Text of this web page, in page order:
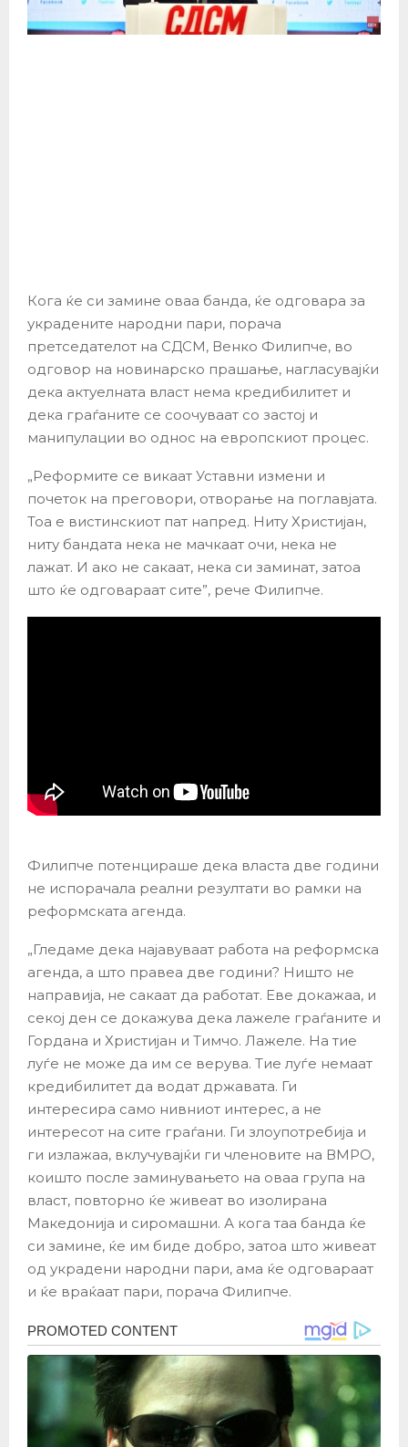
Кога ќе си замине оваа банда, ќе одговара за
украдените народни пари, порача
претседателот на СДСМ, Венко Филипче, во
одговор на новинарско прашање, нагласувајќи
дека актуелната власт нема кредибилитет и
дека граѓаните се соочуваат со застој и
манипулации во однос на европскиот процес.
„Реформите се викаат Уставни измени и
почеток на преговори, отворање на поглавјата.
Тоа е вистинскиот пат напред. Ниту Христијан,
ниту бандата нека не мачкаат очи, нека не
лажат. И ако не сакаат, нека си заминат, затоа
што ќе одговараат сите”, рече Филипче.
Филипче потенцираше дека власта две години
не испорачала реални резултати во рамки на
реформската агенда.
„Гледаме дека најавуваат работа на реформска
агенда, а што правеа две години? Ништо не
направија, не сакаат да работат. Еве докажаа, и
секој ден се докажува дека лажеле граѓаните и
Гордана и Христијан и Тимчо. Лажеле. На тие
луѓе не може да им се верува. Тие луѓе немаат
кредибилитет да водат државата. Ги
интересира само нивниот интерес, а не
интересот на сите граѓани. Ги злоупотребија и
ги излажаа, вклучувајќи ги членовите на ВМРО,
коишто после заминувањето на оваа група на
власт, повторно ќе живеат во изолирана
Македонија и сиромашни. А кога таа банда ќе
си замине, ќе им биде добро, затоа што живеат
од украдени народни пари, ама ќе одговараат
и ќе враќаат пари, порача Филипче.